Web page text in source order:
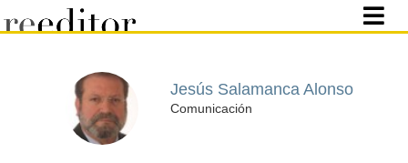
Jesús Salamanca Alonso
Comunicación